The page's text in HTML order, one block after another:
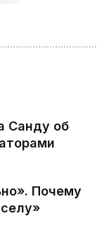
Санду об
Почему